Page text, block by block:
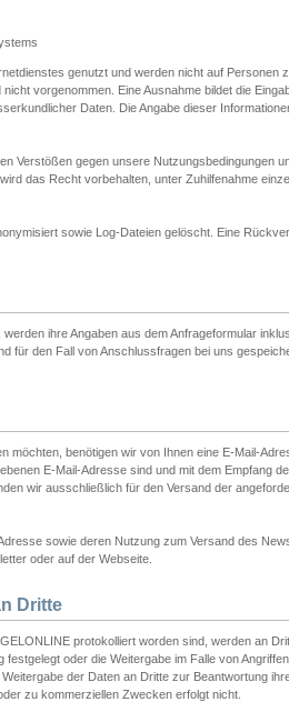
genutzt und werden nicht auf Personen
vorgenommen. Eine Ausnahme bildet die
Daten. Die Angabe dieser
Verstößen gegen unsere Nutzungsbedingungen
das Recht vorbehalten, unter Zuhilfenahme
sowie Log-Dateien gelöscht. Eine
ihre Angaben aus dem Anfrageformular
für den Fall von Anschlussfragen bei uns
möchten, benötigen wir von Ihnen eine E-Mail-
E-Mail-Adresse sind und mit dem Empfang
wir ausschließlich für den Versand der
sowie deren Nutzung zum Versand des
oder auf der Webseite.
Dritte
protokolliert worden sind, werden an
oder die Weitergabe im Falle von
der Daten an Dritte zur Beantwortung
zu kommerziellen Zwecken erfolgt nicht.